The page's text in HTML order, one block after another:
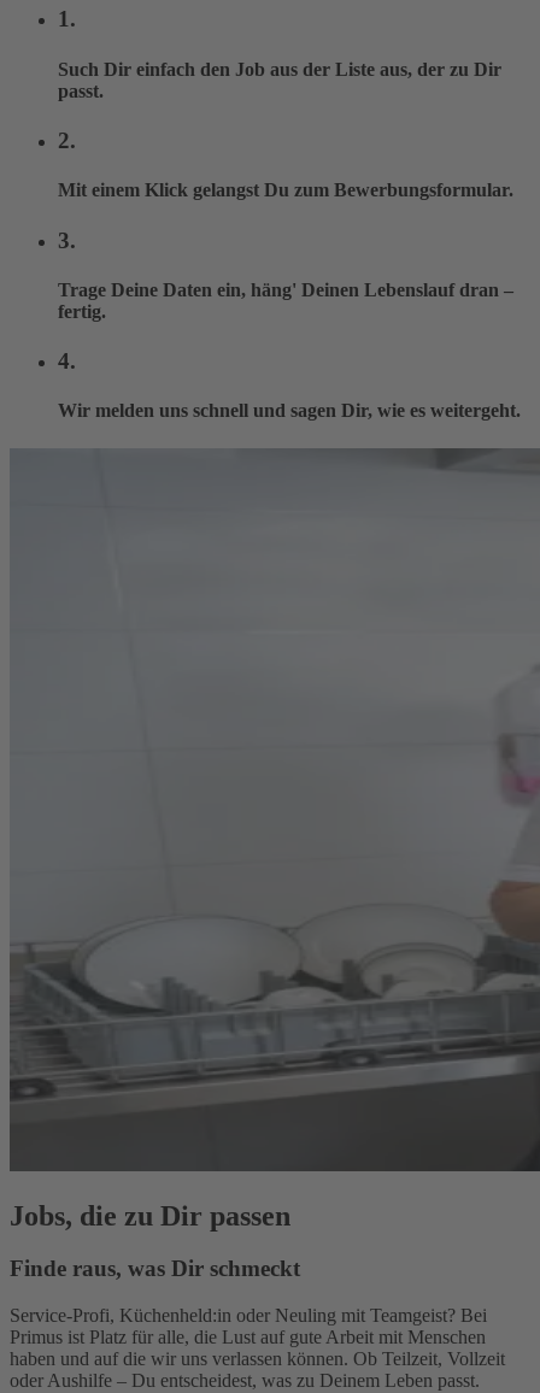
1.
Such Dir einfach den Job aus der Liste aus, der zu Dir
passt.
2.
Mit einem Klick gelangst Du zum Bewerbungsformular.
3.
Trage Deine Daten ein, häng' Deinen Lebenslauf dran –
fertig.
4.
Wir melden uns schnell und sagen Dir, wie es weitergeht.
Jobs, die zu Dir passen
Finde raus, was Dir schmeckt
Service-Profi, Küchenheld:in oder Neuling mit Teamgeist? Bei
Primus ist Platz für alle, die Lust auf gute Arbeit mit Menschen
haben und auf die wir uns verlassen können. Ob Teilzeit, Vollzeit
oder Aushilfe – Du entscheidest, was zu Deinem Leben passt.